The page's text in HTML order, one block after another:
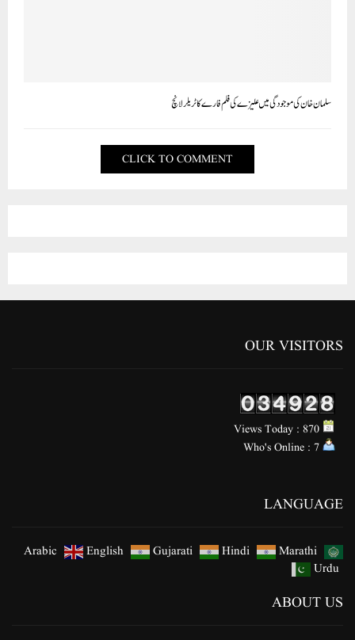
سلمان خان کی موجودگی میں علیزے کی فلم فارے کا ٹریلر لانچ
CLICK TO COMMENT
OUR VISITORS
LANGUAGE
Arabic English Gujarati Hindi
Marathi
Urdu
ABOUT US